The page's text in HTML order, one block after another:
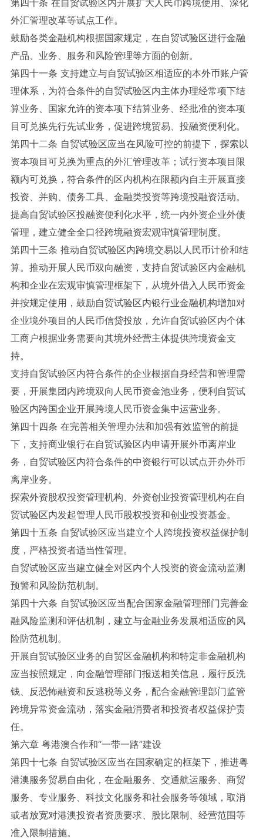
外汇管理改革等试点工作。
鼓励各类金融机构根据国家规定，在自贸试验区进行金融
产品、业务、服务和风险管理等方面的创新。
第四十一条 支持建立与自贸试验区相适应的本外币账户管
理体系，为符合条件的自贸试验区内主体办理经常项下结
算业务、国家允许的资本项下结算业务、经批准的资本项
目可兑换先行先试业务，促进跨境贸易、投融资便利化。
第四十二条 自贸试验区应当在风险可控的前提下，探索以
资本项目可兑换为重点的外汇管理改革；试行资本项目限
额内可兑换，符合条件的区内机构在限额内自主开展直接
投资、并购、债务工具、金融类投资等跨境投融资活动。
提高自贸试验区投融资便利化水平，统一内外资企业外债
管理，建立健全全口径跨境融资宏观审慎管理制度。
第四十三条 推动自贸试验区内跨境交易以人民币计价和结
算。推动开展人民币双向融资，支持自贸试验区内金融机
构和企业在宏观审慎管理框架下，从境外借入人民币资金
并按规定使用，鼓励自贸试验区内银行业金融机构增加对
企业境外项目的人民币信贷投放，允许自贸试验区内个体
工商户根据业务需要向其境外经营主体提供跨境资金支
持。
支持自贸试验区内符合条件的企业根据自身经营和管理需
要，开展集团内跨境双向人民币资金池业务，便利自贸试
验区内跨国企业开展跨境人民币资金集中运营业务。
第四十四条 在完善相关管理办法和加强有效监管的前提
下，支持商业银行在自贸试验区内申请开展外币离岸业
务，自贸试验区内符合条件的中资银行可以试点开办外币
离岸业务。
探索外资股权投资管理机构、外资创业投资管理机构在自
贸试验区内发起管理人民币股权投资和创业投资基金。
第四十五条 自贸试验区应当建立个人跨境投资权益保护制
度，严格投资者适当性管理。
自贸试验区应当建立健全对区内个人投资的资金流动监测
预警和风险防范机制。
第四十六条 自贸试验区应当配合国家金融管理部门完善金
融风险监测和评估机制，建立与金融业务发展相适应的风
险防范机制。
开展自贸试验区业务的自贸区金融机构和特定非金融机构
应当按照规定，向金融管理部门报送相关信息，履行反洗
钱、反恐怖融资和反逃税等义务，配合金融管理部门监管
跨境异常资金流动，落实金融消费者和投资者权益保护责
任。
第六章 粤港澳合作和“一带一路”建设
第四十七条 自贸试验区应当在国家确定的框架下，推进粤
港澳服务贸易自由化，在金融服务、交通航运服务、商贸
服务、专业服务、科技文化服务和社会服务等领域，取消
或者放宽对港澳投资者资质要求、股比限制、经营范围等
准入限制措施。